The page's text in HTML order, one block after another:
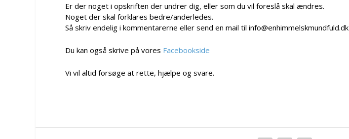
Er der noget i opskriften der undrer dig, eller som du vil foreslå skal ændres.
Noget der skal forklares bedre/anderledes.
Så skriv endelig i kommentarerne eller send en mail til info@enhimmelskmundfuld.dk
Du kan også skrive på vores Facebookside
Vi vil altid forsøge at rette, hjælpe og svare.